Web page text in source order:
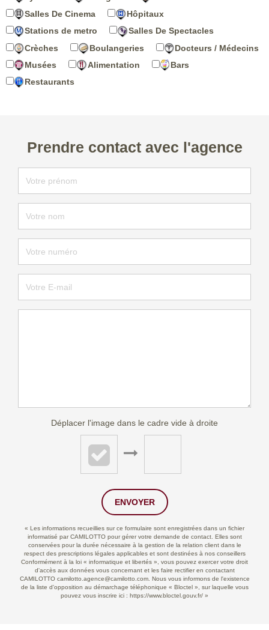
Salles De Cinema
Hôpitaux
Stations de metro
Salles De Spectacles
Crèches
Boulangeries
Docteurs / Médecins
Musées
Alimentation
Bars
Restaurants
Prendre contact avec l'agence
Déplacer l'image dans le cadre vide à droite
ENVOYER
« Les informations recueillies sur ce formulaire sont enregistrées dans un fichier
informatisé par CAMILOTTO pour gérer votre demande de contact. Elles sont
conservées pour la durée nécessaire à la gestion de la relation client dans le
respect des prescriptions légales applicables et sont destinées à nos conseillers
Conformément à la loi « informatique et libertés », vous pouvez exercer votre droit
d'accès aux données vous concernant et les faire rectifier en contactant
CAMILOTTO camilotto.agence@camilotto.com. Nous vous informons de l'existence
de la liste d'opposition au démarchage téléphonique « Bloctel », sur laquelle vous
pouvez vous inscrire ici : https://www.bloctel.gouv.fr/ »